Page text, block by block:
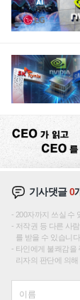
기사댓글0
200자까지 쓰실 수
저작권 등 다른 사
를 받을 수 있습니다.
타인에게 불쾌감을
리자의 판단에 의해